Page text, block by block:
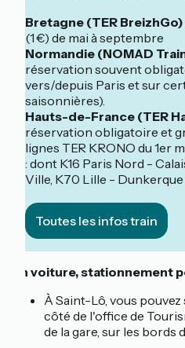
Bretagne (TER BreizhGo)
(1 €) de mai à septembre
Normandie (NOMAD
réservation souvent
vers/depuis Paris et sur
saisonnières).
Hauts-de-France (TER
réservation obligatoire et
lignes TER KRONO du 1er
: dont K16 Paris Nord -
Ville, K70 Lille - Dunkerque
Toutes les infos train
En voiture, stationnement
À Saint-Lô, vous
côté de l'office de
de la gare, sur les bords